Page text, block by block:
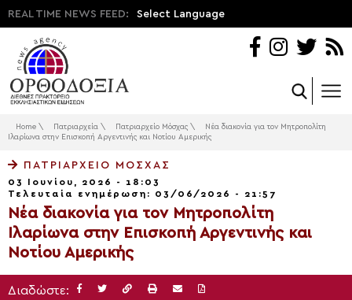
REAL TIME NEWS FEED: Select Language
Home \ Πατριαρχεία \ Πατριαρχείο Μόσχας \
Νέα διακονία για τον Μητροπολίτη
Ιλαρίωνα στην Επισκοπή Αργεντινής και Νοτίου Αμερικής
ΠΑΤΡΙΑΡΧΕΊΟ ΜΌΣΧΑΣ
03 Ιουνίου, 2026 - 18:03
Τελευταία ενημέρωση: 03/06/2026 - 21:57
Νέα διακονία για τον Μητροπολίτη
Ιλαρίωνα στην Επισκοπή Αργεντινής και
Νοτίου Αμερικής
Διαδώστε: